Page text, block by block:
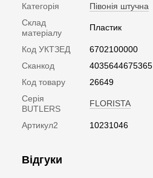
Категорія
Півонія штучна
Склад
матеріалу
Пластик
Код УКТЗЕД
6702100000
Сканкод
4035644675365
Код товару
26649
Серія
BUTLERS
FLORISTA
Артикул2 10231046
Відгуки